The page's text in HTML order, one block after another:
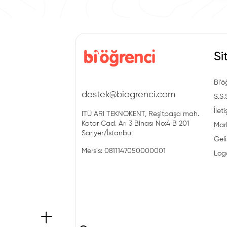
destek@biogrenci.com
ITÜ ARI TEKNOKENT, Reşitpaşa mah.
Katar Cad. Arı 3 Binası No:4 B 201
Sarıyer/İstanbul
Mersis: 0811147050000001